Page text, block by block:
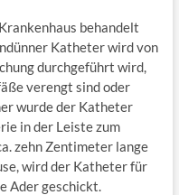
behandelt
Katheter wird von
durchgeführt wird,
verengt sind oder
wurde der Katheter
in der Leiste zum
zehn Zentimeter lange
wird der Katheter für
Ader geschickt.